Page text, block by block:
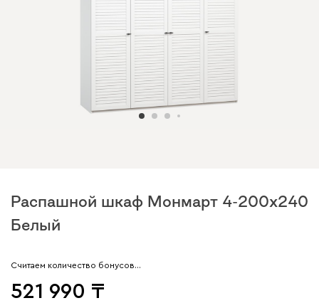
Распашной шкаф Монмарт 4-200x240
Белый
Считаем количество бонусов…
521 990